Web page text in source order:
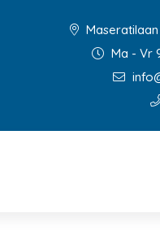
Maseratilaan
Ma - Vr